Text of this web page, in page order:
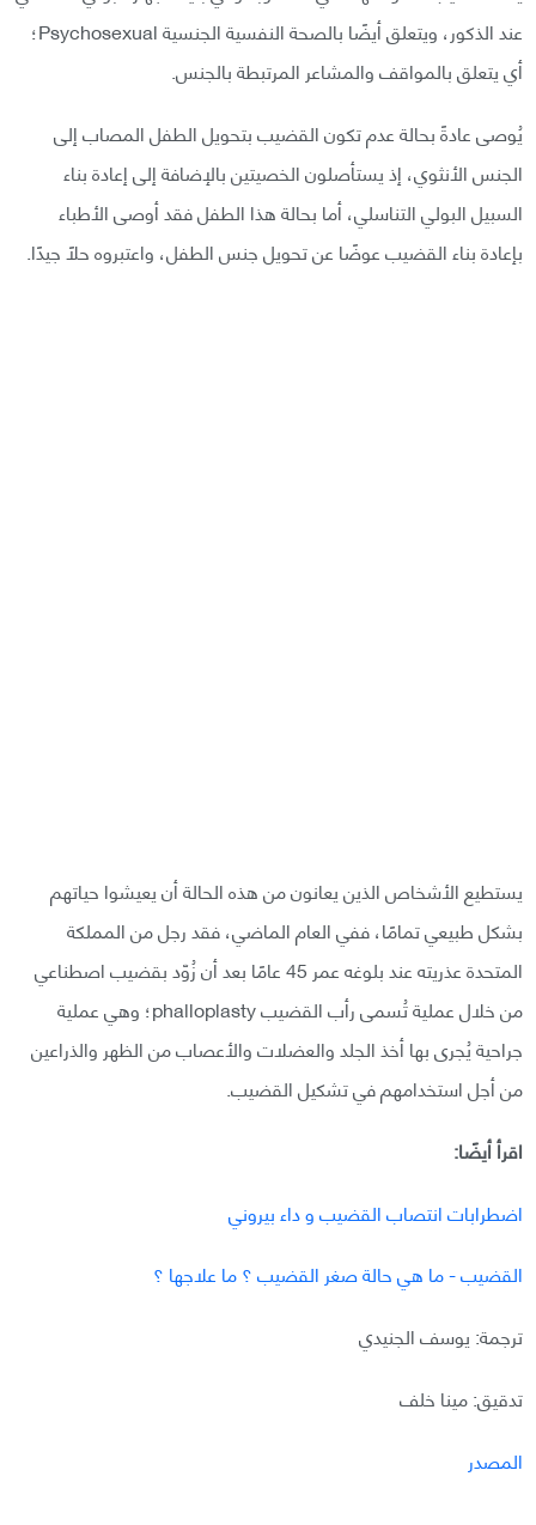
عند الذكور، ويتعلق أيضًا بالصحة النفسية الجنسية Psychosexual؛
أي يتعلق بالمواقف والمشاعر المرتبطة بالجنس.
يُوصى عادةً بحالة عدم تكون القضيب بتحويل الطفل المصاب إلى
الجنس الأنثوي، إذ يستأصلون الخصيتين بالإضافة إلى إعادة بناء
السبيل البولي التناسلي، أما بحالة هذا الطفل فقد أوصى الأطباء
بإعادة بناء القضيب عوضًا عن تحويل جنس الطفل، واعتبروه حلًا جيدًا.
يستطيع الأشخاص الذين يعانون من هذه الحالة أن يعيشوا حياتهم
بشكل طبيعي تمامًا، ففي العام الماضي، فقد رجل من المملكة
المتحدة عذريته عند بلوغه عمر 45 عامًا بعد أن زُوّد بقضيب اصطناعي
من خلال عملية تُسمى رأب القضيب phalloplasty؛ وهي عملية
جراحية يُجرى بها أخذ الجلد والعضلات والأعصاب من الظهر والذراعين
من أجل استخدامهم في تشكيل القضيب.
اقرأ أيضًا:
اضطرابات انتصاب القضيب و داء بيروني
القضيب - ما هي حالة صغر القضيب ؟ ما علاجها ؟
ترجمة: يوسف الجنيدي
تدقيق: مينا خلف
المصدر